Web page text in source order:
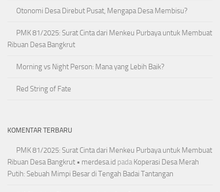
Otonomi Desa Direbut Pusat, Mengapa Desa Membisu?
PMK 81/2025: Surat Cinta dari Menkeu Purbaya untuk Membuat
Ribuan Desa Bangkrut
Morning vs Night Person: Mana yang Lebih Baik?
Red String of Fate
KOMENTAR TERBARU
PMK 81/2025: Surat Cinta dari Menkeu Purbaya untuk Membuat
Ribuan Desa Bangkrut • merdesa.id pada Koperasi Desa Merah
Putih: Sebuah Mimpi Besar di Tengah Badai Tantangan